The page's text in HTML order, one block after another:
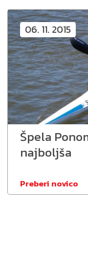
06. 11. 2015
Špela
najboljša
Preberi novico